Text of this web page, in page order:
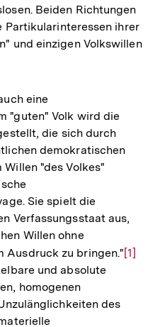
Beiden Richtungen
Partikularinteressen ihrer
und einzigen Volkswillen
eine
"guten" Volk wird die
die sich durch
demokratischen
Willen "des Volkes"
Sie spielt die
Verfassungsstaat aus,
Willen ohne
Ausdruck zu bringen."Zur
[1]
und absolute
homogenen
des